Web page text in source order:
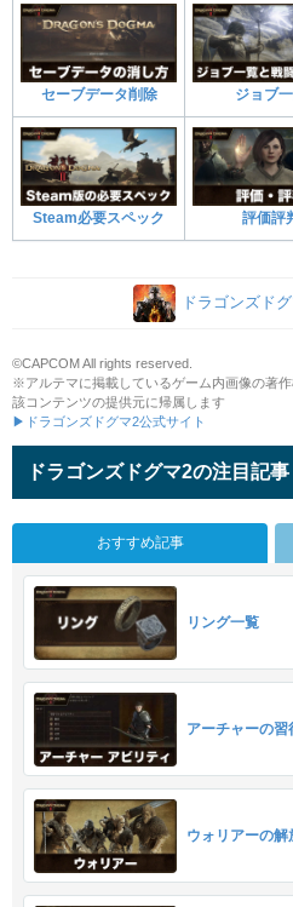
セーブデータ削除 ジョブ
Steam必要スペック 評価評
ドラゴンズド
©CAPCOM All rights reserved.
※アルテマに掲載しているゲーム内画像の著
該コンテンツの提供元に帰属します
▶ドラゴンズドグマ2公式サイト
ドラゴンズドグマ2の注目記事
おすすめ記事
リング一覧
アーチャーの
ウォリアーの